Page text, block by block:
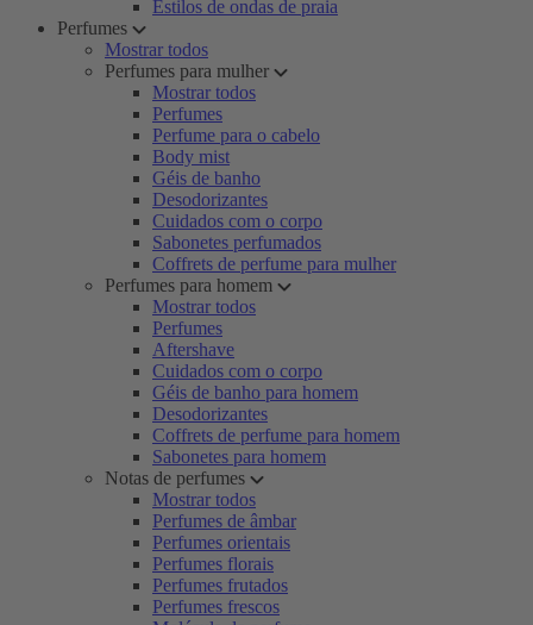
Estilos de ondas de praia
Perfumes
Mostrar todos
Perfumes para mulher
Mostrar todos
Perfumes
Perfume para o cabelo
Body mist
Géis de banho
Desodorizantes
Cuidados com o corpo
Sabonetes perfumados
Coffrets de perfume para mulher
Perfumes para homem
Mostrar todos
Perfumes
Aftershave
Cuidados com o corpo
Géis de banho para homem
Desodorizantes
Coffrets de perfume para homem
Sabonetes para homem
Notas de perfumes
Mostrar todos
Perfumes de âmbar
Perfumes orientais
Perfumes florais
Perfumes frutados
Perfumes frescos